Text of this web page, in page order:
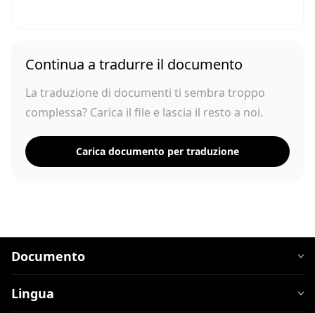
Continua a tradurre il documento
La traduzione di documenti ti sembra troppo
complessa? Carica il file e lascia il resto a noi.
Carica documento per traduzione
Documento
Lingua